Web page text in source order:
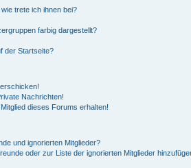
trete ich ihnen bei?
farbig dargestellt?
der Startseite?
Nachrichten!
dieses Forums erhalten!
und ignorierten Mitglieder?
oder zur Liste der ignorierten Mitglieder